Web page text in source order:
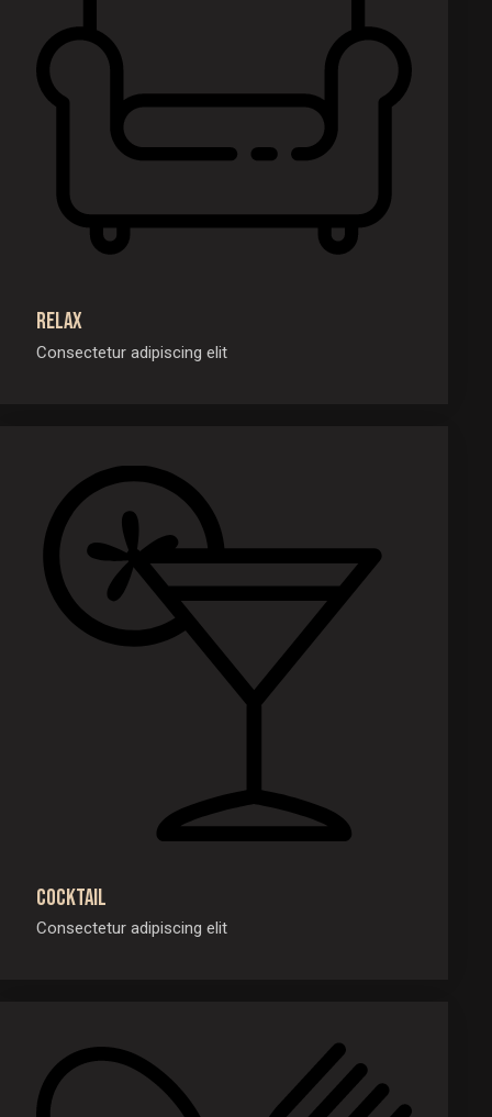
Relax
Consectetur adipiscing elit
Cocktail
Consectetur adipiscing elit